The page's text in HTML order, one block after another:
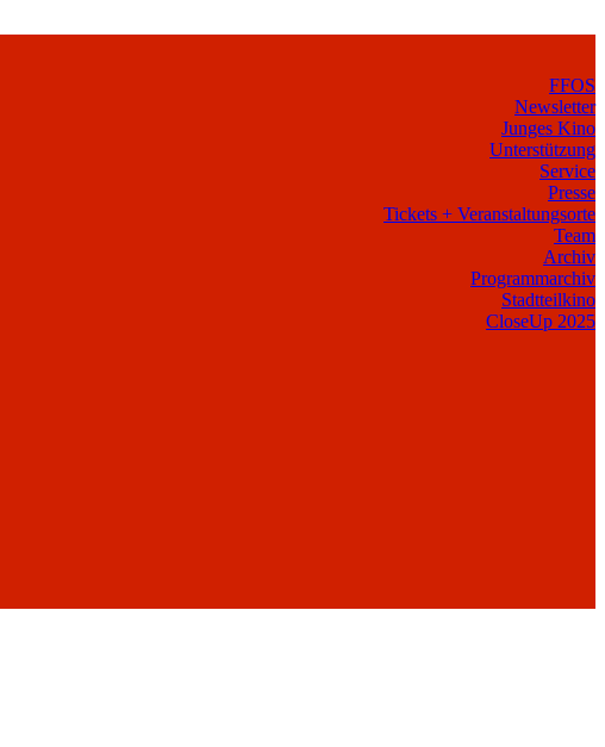
FFOS
Newsletter
Junges Kino
Unterstützung
Service
Presse
Tickets + Veranstaltungsorte
Team
Archiv
Programmarchiv
Stadtteilkino
CloseUp 2025